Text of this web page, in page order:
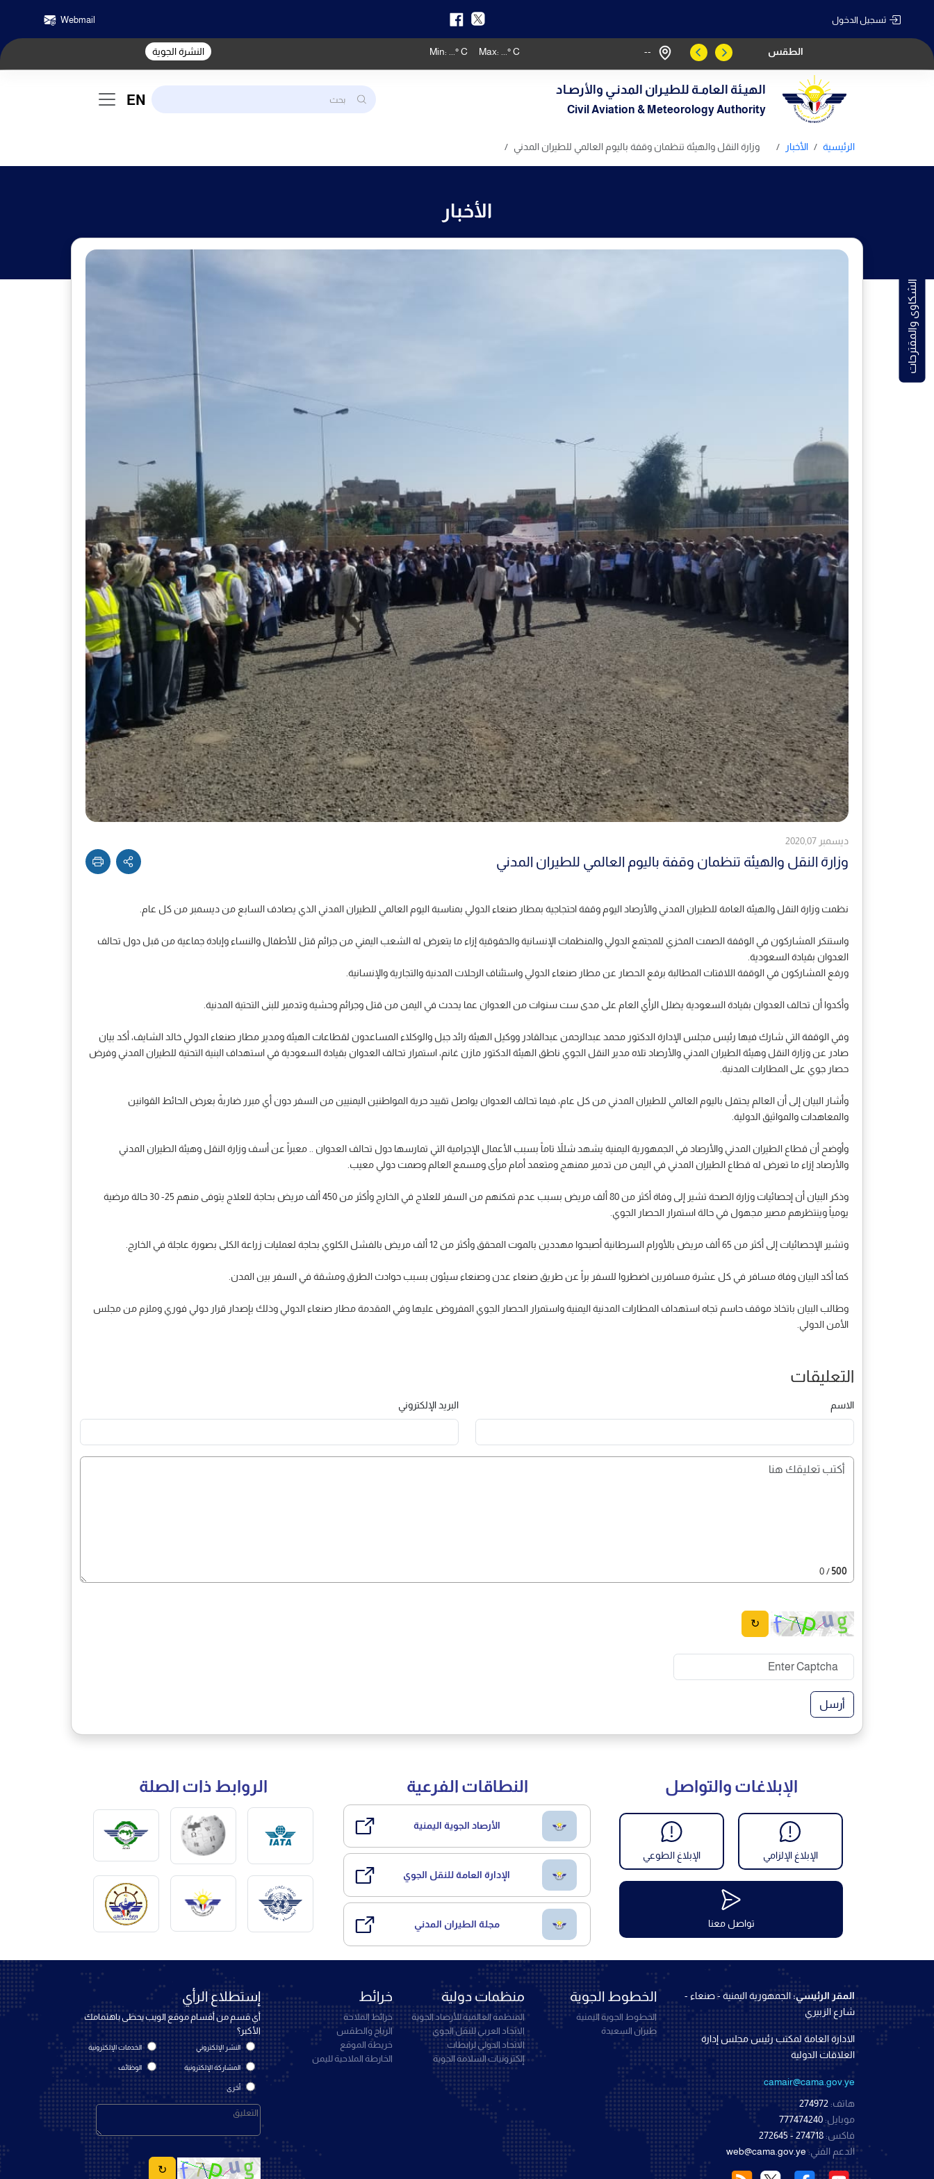
تسجيل الدخول Webmail
الطقس --
Max: ° C
Min: ° C النشرة الجوية
الهيـئة العامـة للطيـران المدنـي والأرصـاد
Civil Aviation & Meteorology Authority
EN
الشكاوى والمقترحات
الرئيسية الأخبار وزارة النقل والهيئة تنظمان وقفة باليوم العالمي للطيران المدني
الأخبار
ديسمبر 2020,07
وزارة النقل والهيئة تنظمان وقفة باليوم العالمي للطيران المدني
نظمت وزارة النقل والهيئة العامة للطيران المدني والأرصاد اليوم وقفة احتجاجية بمطار صنعاء الدولي بمناسبة اليوم العالمي للطيران المدني الذي يصادف السابع من ديسمبر من كل عام.
واستنكر المشاركون في الوقفة الصمت المخزي للمجتمع الدولي والمنظمات الإنسانية والحقوقية إزاء ما يتعرض له الشعب اليمني من جرائم قتل للأطفال والنساء وإبادة جماعية من قبل دول تحالف
العدوان بقيادة السعودية.
ورفع المشاركون في الوقفة اللافتات المطالبة برفع الحصار عن مطار صنعاء الدولي واستئناف الرحلات المدنية والتجارية والإنسانية.
وأكدوا أن تحالف العدوان بقيادة السعودية يضلل الرأي العام على مدى ست سنوات من العدوان عما يحدث في اليمن من قتل وجرائم وحشية وتدمير للبنى التحتية المدنية.
وفي الوقفة التي شارك فيها رئيس مجلس الإدارة الدكتور محمد عبدالرحمن عبدالقادر ووكيل الهيئة رائد جبل والوكلاء المساعدون لقطاعات الهيئة ومدير مطار صنعاء الدولي خالد الشايف، أكد بيان
صادر عن وزارة النقل وهيئة الطيران المدني والأرصاد تلاه مدير النقل الجوي ناطق الهيئة الدكتور مازن غانم، استمرار تحالف العدوان بقيادة السعودية في استهداف البنية التحتية للطيران المدني وفرض
حصار جوي على المطارات المدنية.
وأشار البيان إلى أن العالم يحتفل باليوم العالمي للطيران المدني من كل عام، فيما تحالف العدوان يواصل تقييد حرية المواطنين اليمنيين من السفر دون أي مبرر ضاربةً بعرض الحائط القوانين
والمعاهدات والمواثيق الدولية.
وأوضح أن قطاع الطيران المدني والأرصاد في الجمهورية اليمنية يشهد شللاً تاماً بسبب الأعمال الإجرامية التي تمارسها دول تحالف العدوان .. معبراً عن أسف وزارة النقل وهيئة الطيران المدني
والأرصاد إزاء ما تعرض له قطاع الطيران المدني في اليمن من تدمير ممنهج ومتعمد أمام مرأى ومسمع العالم وصمت دولي معيب.
وذكر البيان أن إحصائيات وزارة الصحة تشير إلى وفاة أكثر من 80 ألف مريض بسبب عدم تمكنهم من السفر للعلاج في الخارج وأكثر من 450 ألف مريض بحاجة للعلاج يتوفى منهم 25- 30 حالة مرضية
يومياً وينتظرهم مصير مجهول في حالة استمرار الحصار الجوي.
وتشير الإحصائيات إلى أكثر من 65 ألف مريض بالأورام السرطانية أصبحوا مهددين بالموت المحقق وأكثر من 12 ألف مريض بالفشل الكلوي بحاجة لعمليات زراعة الكلى بصورة عاجلة في الخارج.
كما أكد البيان وفاة مسافر في كل عشرة مسافرين اضطروا للسفر براً عن طريق صنعاء عدن وصنعاء سيئون بسبب حوادث الطرق ومشقة في السفر بين المدن.
وطالب البيان باتخاذ موقف حاسم تجاه استهداف المطارات المدنية اليمنية واستمرار الحصار الجوي المفروض عليها وفي المقدمة مطار صنعاء الدولي وذلك بإصدار قرار دولي فوري وملزم من مجلس
الأمن الدولي.
التعليقات
الاسم البريد الإلكتروني
500
/ 0
↻
أرسل
الإبلاغات والتواصل
الإبلاغ الإلزامي الإبلاغ الطوعي
تواصل معنا
النطاقات الفرعية
الأرصاد الجوية اليمنية
الإدارة العامة للنقل الجوي
مجلة الطيران المدني
الروابط ذات الصلة
المقر الرئيسي:الجمهورية اليمنية - صنعاء -
شارع الزبيري
الادارة العامة لمكتب رئيس مجلس إدارة
العلاقات الدولية
camair@cama.gov.ye
هاتف: 274972
موبايل: 777474240
فاكس: 274718 - 272645
الدعم الفني:web@cama.gov.ye
الخطوط الجوية
الخطوط الجوية اليمنية
طيران السعيدة
منظمات دولية
المنظمة العالمية للأرصاد الجوية
الاتحاد العربي للنقل الجوي
الاتحاد الدولي لرابطات
إلكترونيات السلامة الجوية
خرائط
خرائط الملاحة
الرياح والطقس
خريطة الموقع
الخارطة الملاحية لليمن
إستطلاع الرأي
أي قسم من أقسام موقع الويب يحظى باهتمامك
الأكبر؟
النشر الإلكتروني الخدمات الإلكترونية
المشاركة الإلكترونية الوظائف
أخرى
↻